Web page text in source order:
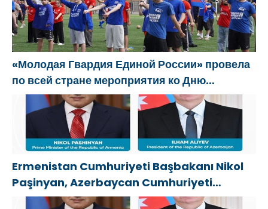
трудоустройства ветеранов СВО
«Молодая Гвардия Единой России» провела
по всей стране мероприятия ко Дню
физкультурника
Ermenistan Cumhuriyeti Başbakanı Nikol
Paşinyan, Azerbaycan Cumhuriyeti
Cumhurbaşkanı İlham Aliyev’i aradı